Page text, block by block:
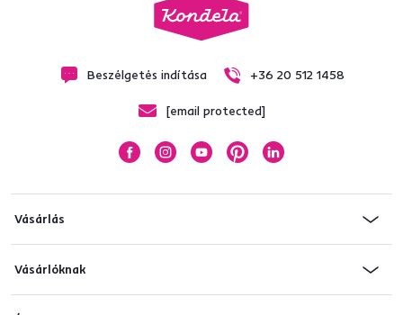
Beszélgetés indítása +36 20 512 1458
[email protected]
Vásárlás
Vásárlóknak